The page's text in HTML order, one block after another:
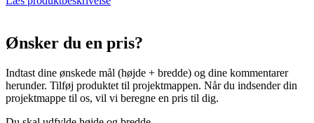
Ønsker du en pris?
Indtast dine ønskede mål (højde + bredde) og dine kommentarer
herunder. Tilføj produktet til projektmappen. Når du indsender din
projektmappe til os, vil vi beregne en pris til dig.